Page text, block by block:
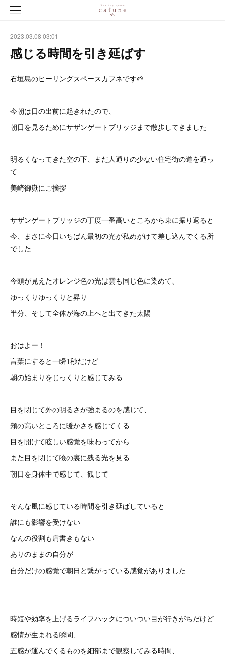
2023.03.08 03:01
感じる時間を引き延ばす
石垣島のヒーリングスペースカフネです🌱
今朝は日の出前に起きれたので、
朝日を見るためにサザンゲートブリッジまで散歩してきました
明るくなってきた空の下、まだ人通りの少ない住宅街の道を通っ
て
美崎御嶽にご挨拶
サザンゲートブリッジの丁度一番高いところから東に振り返ると
今、まさに今日いちばん最初の光が私めがけて差し込んでくる所
でした
今頭が見えたオレンジ色の光は雲も同じ色に染めて、
ゆっくりゆっくりと昇り
半分、そして全体が海の上へと出てきた太陽
おはよー！
言葉にすると一瞬1秒だけど
朝の始まりをじっくりと感じてみる
目を閉じて外の明るさが強まるのを感じて、
頬の高いところに暖かさを感じてくる
目を開けて眩しい感覚を味わってから
また目を閉じて瞼の裏に残る光を見る
朝日を身体中で感じて、観じて
そんな風に感じている時間を引き延ばしていると
誰にも影響を受けない
なんの役割も肩書きもない
ありのままの自分が
自分だけの感覚で朝日と繋がっている感覚がありました
時短や効率を上げるライフハックについつい目が行きがちだけど
感情が生まれる瞬間、
五感が運んでくるものを細部まで観察してみる時間、